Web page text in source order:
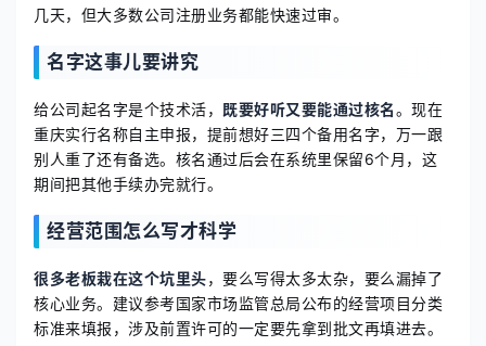
几天，但大多数公司注册业务都能快速过审。
名字这事儿要讲究
给公司起名字是个技术活， 既要好听又要能通过核名。现在
重庆实行名称自主申报，提前想好三四个备用名字，万一跟
别人重了还有备选。核名通过后会在系统里保留6个月，这
期间把其他手续办完就行。
经营范围怎么写才科学
很多老板栽在这个坑里头，要么写得太多太杂，要么漏掉了
核心业务。建议参考国家市场监管总局公布的经营项目分类
标准来填报，涉及前置许可的一定要先拿到批文再填进去。